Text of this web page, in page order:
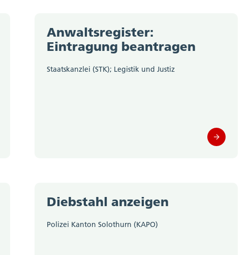
Anwaltsregister:
Eintragung beantragen
Staatskanzlei (STK); Legistik und Justiz
Diebstahl anzeigen
Polizei Kanton Solothurn (KAPO)